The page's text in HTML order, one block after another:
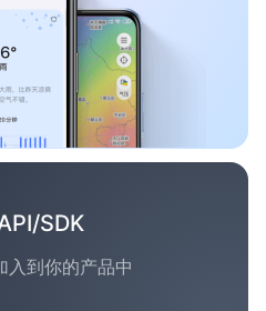
SDK
入到你的产品中